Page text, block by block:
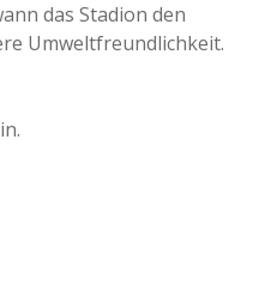
das Stadion den
Umweltfreundlichkeit.